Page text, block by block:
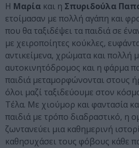
Η Μαρία και η Σπυριδούλα
ετοίμασαν με πολλή αγάπη και
που θα ταξιδέψει τα παιδιά σε
με χειροποίητες κούκλες,
αντικείμενα, χρώματα και πολλή
αυτοκινητόδρομος και η φάρμα
παιδιά μεταμορφώνονται στους
όλοι μαζί ταξιδεύουμε στον
Τέλα. Με χιούμορ και φαντασία
παιδιά με τρόπο διαδραστικό, η
ζωντανεύει μια καθημερινή
καθησυχάσει τους φόβους κάθε